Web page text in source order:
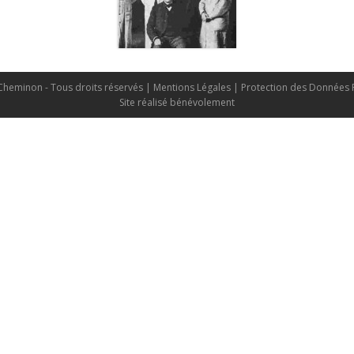
- Tous droits réservés | Mentions Légales | Protection des Données
Site réalisé bénévolement